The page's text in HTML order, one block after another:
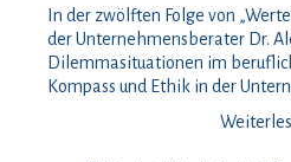
In der zwölften Folge von
der Unternehmensberater Dr.
Dilemmasituationen im
Kompass und Ethik in der